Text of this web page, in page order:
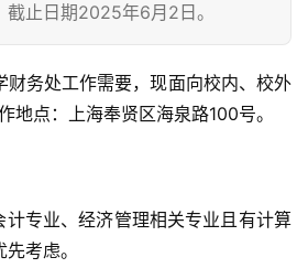
截止日期2025年6月2日。
财务处工作需要，现面向校内、校外
地点：上海奉贤区海泉路100号。
计专业、经济管理相关专业且有计算
考虑。